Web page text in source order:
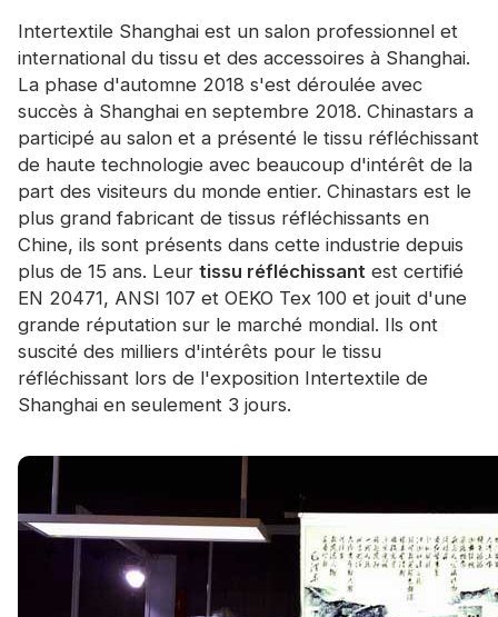
Matériau qui brille dans le noir.
Garniture de lavage industriel
À propos de CHINASTARS
Nouveau produit
Certificat
Catalogue
Vidéo
Contact
Intertextile Shanghai est un salon professionnel et
international du tissu et des accessoires à Shanghai.
La phase d'automne 2018 s'est déroulée avec
succès à Shanghai en septembre 2018. Chinastars a
participé au salon et a présenté le tissu réfléchissant
de haute technologie avec beaucoup d'intérêt de la
part des visiteurs du monde entier. Chinastars est le
plus grand fabricant de tissus réfléchissants en
Chine, ils sont présents dans cette industrie depuis
plus de 15 ans. Leur tissu réfléchissant est certifié
EN 20471, ANSI 107 et OEKO Tex 100 et jouit d'une
grande réputation sur le marché mondial. Ils ont
suscité des milliers d'intérêts pour le tissu
réfléchissant lors de l'exposition Intertextile de
Shanghai en seulement 3 jours.